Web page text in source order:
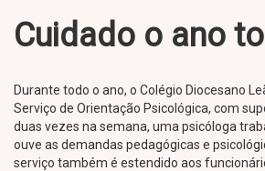
Cuidado o ano
Durante todo o ano, o Colégio Diocesano
Serviço de Orientação Psicológica, com
duas vezes na semana, uma psicóloga
ouve as demandas pedagógicas e
serviço também é estendido aos